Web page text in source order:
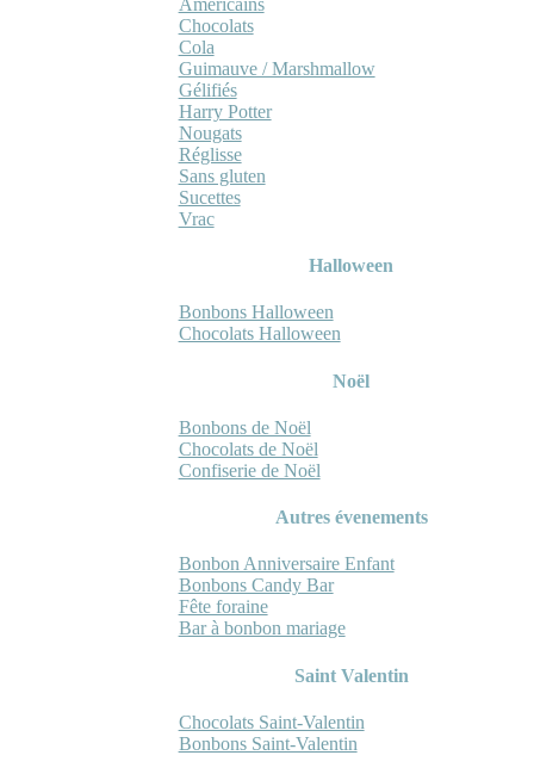
Chocolats
Cola
Guimauve / Marshmallow
Gélifiés
Harry Potter
Nougats
Réglisse
Sans gluten
Sucettes
Vrac
Halloween
Bonbons Halloween
Chocolats Halloween
Noël
Bonbons de Noël
Chocolats de Noël
Confiserie de Noël
Autres évenements
Bonbon Anniversaire Enfant
Bonbons Candy Bar
Fête foraine
Bar à bonbon mariage
Saint Valentin
Chocolats Saint-Valentin
Bonbons Saint-Valentin